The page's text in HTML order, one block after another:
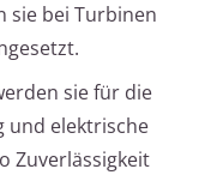
sie bei Turbinen
sie für die
und elektrische
Zuverlässigkeit